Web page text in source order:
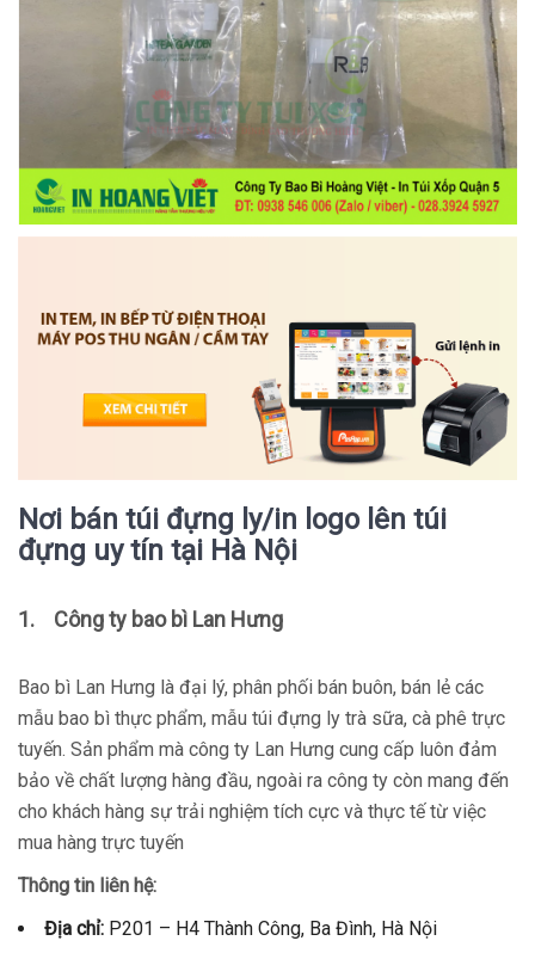
Nơi bán túi đựng ly/in logo lên túi
đựng uy tín tại Hà Nội
1. Công ty bao bì Lan Hưng
Bao bì Lan Hưng là đại lý, phân phối bán buôn, bán lẻ các
mẫu bao bì thực phẩm, mẫu túi đựng ly trà sữa, cà phê trực
tuyến. Sản phẩm mà công ty Lan Hưng cung cấp luôn đảm
bảo về chất lượng hàng đầu, ngoài ra công ty còn mang đến
cho khách hàng sự trải nghiệm tích cực và thực tế từ việc
mua hàng trực tuyến
Thông tin liên hệ:
Địa chỉ: P201 – H4 Thành Công, Ba Đình, Hà Nội